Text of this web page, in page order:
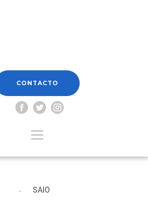
CONTACTO